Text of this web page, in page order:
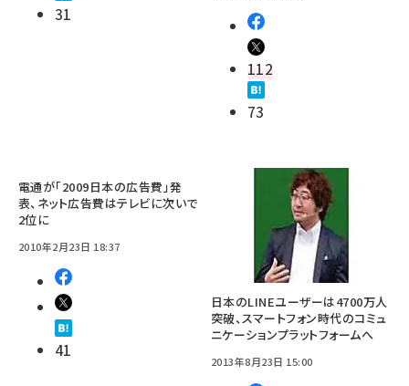
31
112
73
電通が「2009日本の広告費」発
表、ネット広告費はテレビに次いで
2位に
2010年2月23日 18:37
41
日本のLINEユーザーは4700万人
突破、スマートフォン時代のコミュ
ニケーションプラットフォームへ
2013年8月23日 15:00